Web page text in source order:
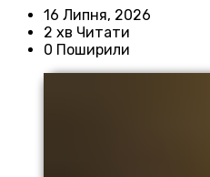
16 Липня, 2026
2 хв Читати
0 Поширили